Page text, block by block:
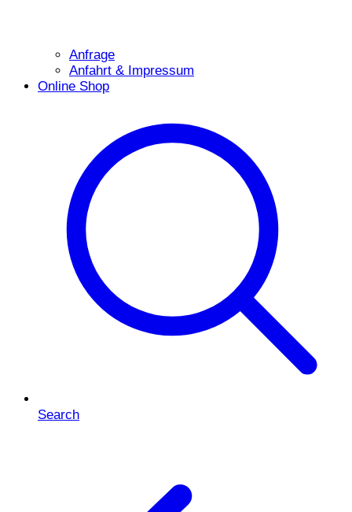
Anfrage
Anfahrt & Impressum
Online Shop
Search